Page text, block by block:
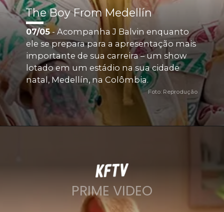
The Boy From Medellín
07/05 - Acompanha J Balvin enquanto
ele se prepara para a apresentação mais
importante de sua carreira – um show
lotado em um estádio na sua cidade
natal, Medellín, na Colômbia.
Foto: Reprodução
PRIME VIDEO